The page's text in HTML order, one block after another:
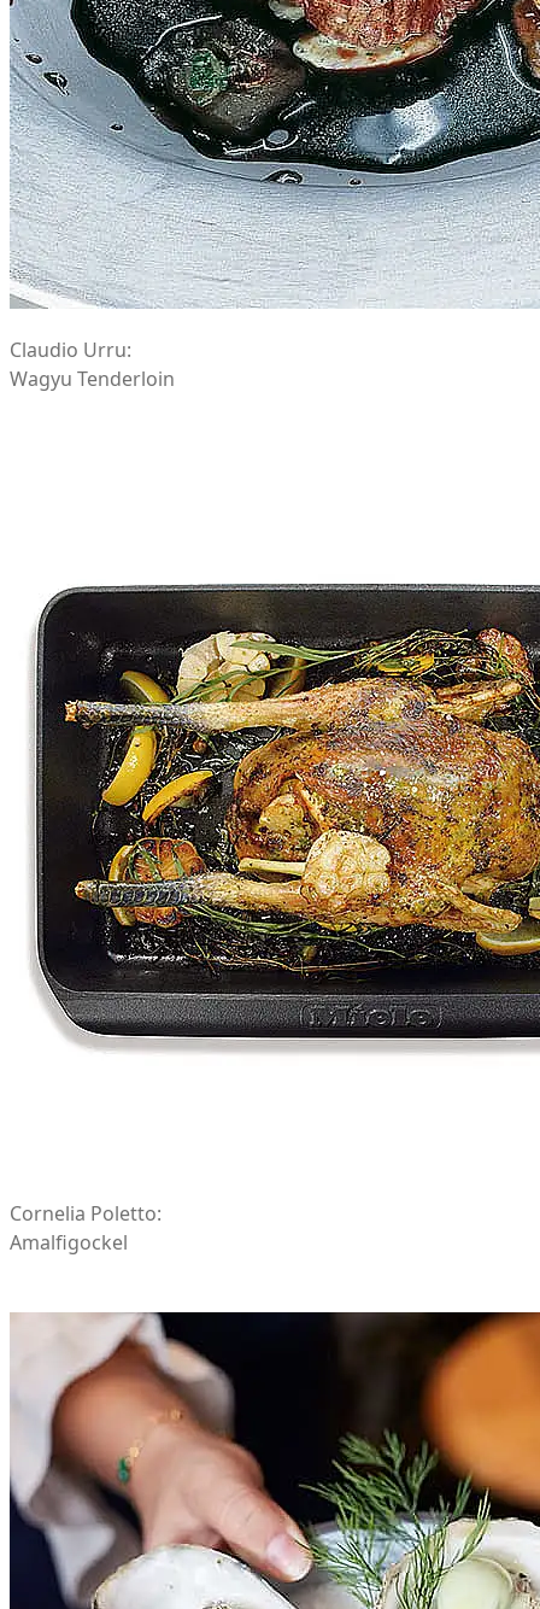
Claudio Urru:
Wagyu Tenderloin
Cornelia Poletto:
Amalfigockel